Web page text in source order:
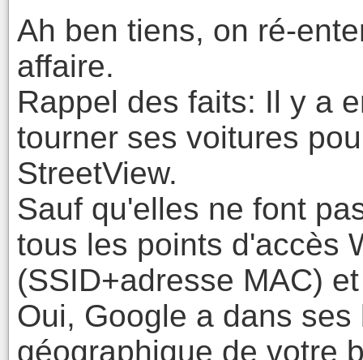
Ah ben tiens, on ré-
affaire.
Rappel des faits: Il y a
tourner ses voitures
StreetView.
Sauf qu'elles ne font
tous les points d'accès
(SSID+adresse MAC)
Oui, Google a dans
géographique de votre